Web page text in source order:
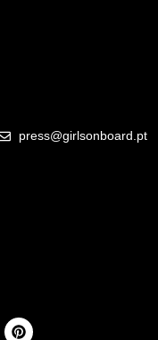
press@girlsonboard.pt